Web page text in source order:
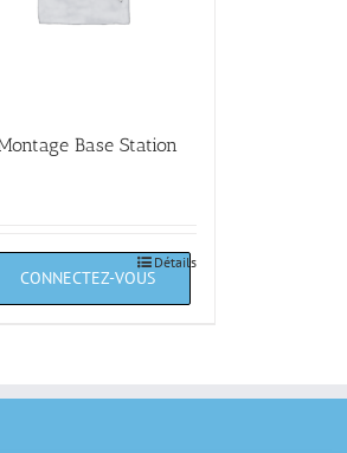
Base Station
Détails